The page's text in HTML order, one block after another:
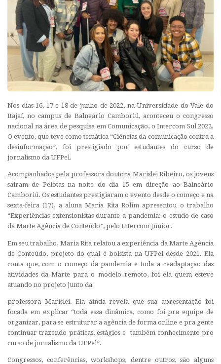
Nos dias 16, 17 e 18 de junho de 2022, na Universidade do Vale do
Itajaí, no campus de Balneário Camboriú, aconteceu o congresso
nacional na área de pesquisa em Comunicação, o Intercom Sul 2022.
O evento, que teve como temática “Ciências da comunicação contra a
desinformação”, foi prestigiado por estudantes do curso de
jornalismo da UFPel.
Acompanhados pela professora doutora Marislei Ribeiro, os jovens
saíram de Pelotas na noite do dia 15 em direção ao Balneário
Camboriú. Os estudantes prestigiaram o evento desde o começo e na
sexta-feira (17), a aluna Maria Rita Rolim apresentou o trabalho
“Experiências extensionistas durante a pandemia: o estudo de caso
da Marte Agência de Conteúdo”, pelo Intercom Júnior.
Em seu trabalho, Maria Rita relatou a experiência da Marte Agência
de Conteúdo, projeto do qual é bolsista na UFPel desde 2021. Ela
conta que, com o começo da pandemia e toda a readaptação das
atividades da Marte para o modelo remoto, foi ela quem esteve
atuando no projeto junto da
professora Marislei. Ela ainda revela que sua apresentação foi
focada em explicar “toda essa dinâmica, como foi pra equipe de
organizar, para se estruturar a agência de forma online e pra gente
continuar trazendo práticas, estágios e também conhecimento pro
curso de jornalismo da UFPel”.
Congressos, conferências, workshops, dentre outros, são alguns